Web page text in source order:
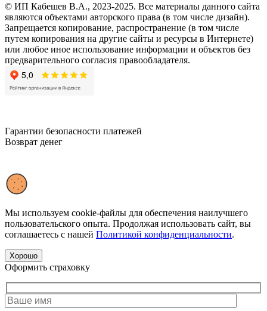
© ИП Кабешев В.А., 2023-2025. Все материалы данного сайта
являются объектами авторского права (в том числе дизайн).
Запрещается копирование, распространение (в том числе
путем копирования на другие сайты и ресурсы в Интернете)
или любое иное использование информации и объектов без
предварительного согласия правообладателя.
Гарантии безопасности платежей
Возврат денег
Мы используем cookie-файлы для обеспечения наилучшего
пользовательского опыта. Продолжая использовать сайт, вы
соглашаетесь с нашей Политикой конфиденциальности.
Хорошо
Оформить страховку